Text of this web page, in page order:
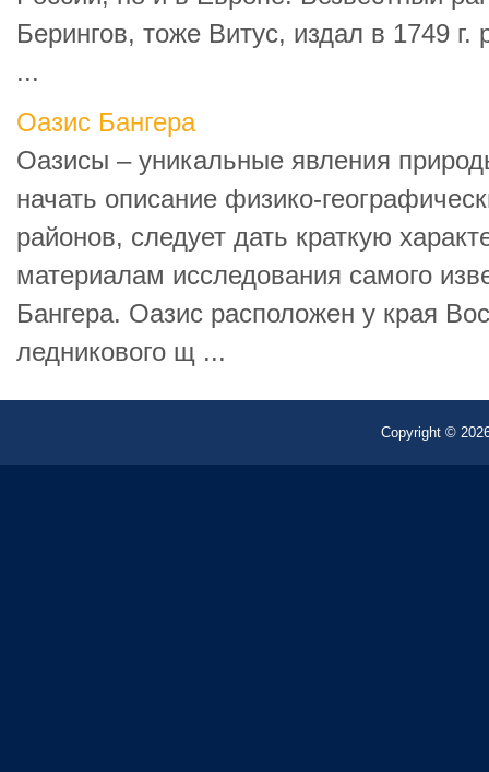
Берингов, тоже Витус, издал в 1749
...
Оазис Бангера
Оазисы – уникальные явления
начать описание физико-
районов, следует дать краткую
материалам исследования самого
Бангера. Оазис расположен у края
ледникового щ ...
Copyright ©